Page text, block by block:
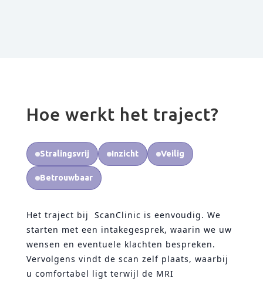
Hoe werkt het traject?
Stralingsvrij Inzicht Veilig
Betrouwbaar
Het traject bij
ScanClinic is eenvoudig. We
starten met een intakegesprek, waarin we uw
wensen en eventuele klachten bespreken.
Vervolgens vindt de scan zelf plaats, waarbij
u comfortabel ligt terwijl de MRI